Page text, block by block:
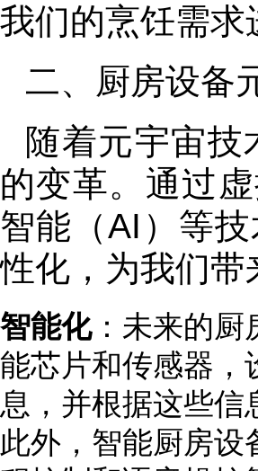
我们的烹饪需
二、厨房设备
随着元宇宙
的变革。通过
智能（AI）等
性化，为我们
智能化：未来的厨
能芯片和传感器，
息，并根据这些信
此外，智能厨房设